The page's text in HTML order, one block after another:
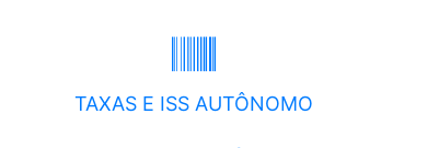
TAXAS E ISS AUTÔNOMO